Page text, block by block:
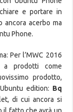
e portare in
ancora acerbo ma
Phone.
Per l’MWC 2016
a prodotti come
prodotto,
edition: Bq
di cui ancora si